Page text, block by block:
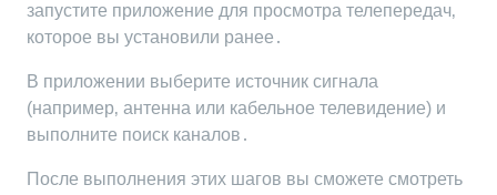
запустите приложение для просмотра телепередач‚
которое вы установили ранее․
В приложении выберите источник сигнала
(например‚ антенна или кабельное телевидение) и
выполните поиск каналов․
После выполнения этих шагов вы сможете смотреть